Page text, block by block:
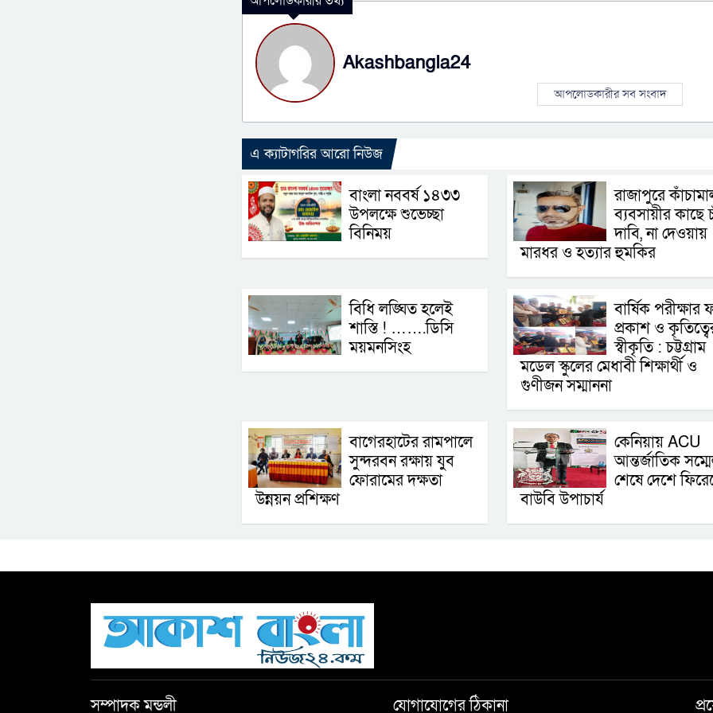
Akashbangla24
আপলোডকারীর সব সংবাদ
এ ক্যাটাগরির আরো নিউজ
বাংলা নববর্ষ ১৪৩৩
উপলক্ষে শুভেচ্ছা
বিনিময়
রাজাপুরে
ব্যবসায়ীর কাছে
দাবি, না দেওয়ায়
মারধর ও হত্যার হুমকির
বিধি লঙ্ঘিত হলেই
শাস্তি ! …….ডিসি
ময়মনসিংহ
বার্ষিক পরীক্ষার
প্রকাশ ও
স্বীকৃতি : চট্টগ্রাম
মডেল স্কুলের মেধাবী শিক্ষার্থী ও
গুণীজন সম্মাননা
বাগেরহাটের রামপালে
সুন্দরবন রক্ষায় যুব
ফোরামের দক্ষতা
উন্নয়ন প্রশিক্ষণ
কেনিয়ায় ACU
আন্তর্জাতিক
শেষে দেশে
বাউবি উপাচার্য
সম্পাদক মন্ডলী যোগাযোগের ঠিকানা